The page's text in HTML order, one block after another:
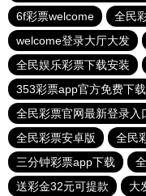
6f彩票welcome
全民
welcome登录大厅大发
全民娱乐彩票下载安装
353彩票app官方免费下载
全民彩票官网最新登录入
全民彩票安卓版
全民
三分钟彩票app下载
送彩金32元可提款
大